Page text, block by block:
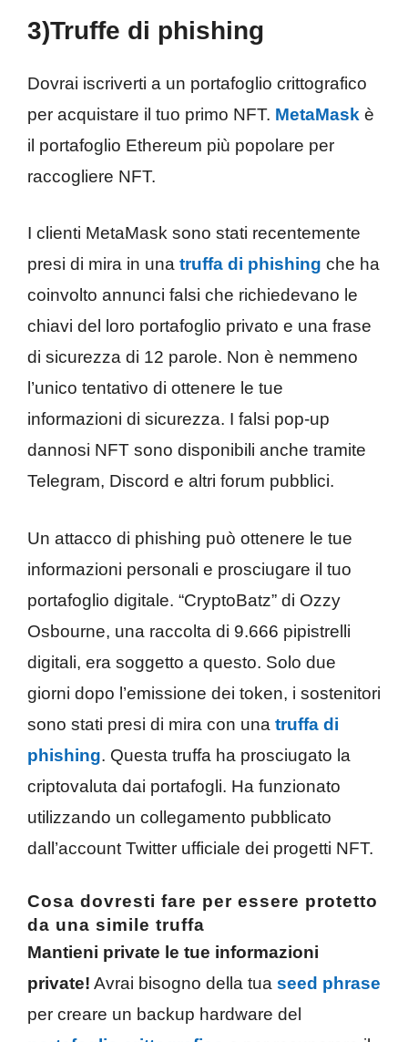
3)Truffe di phishing
Dovrai iscriverti a un portafoglio crittografico
per acquistare il tuo primo NFT. MetaMask è
il portafoglio Ethereum più popolare per
raccogliere NFT.
I clienti MetaMask sono stati recentemente
presi di mira in una truffa di phishing che ha
coinvolto annunci falsi che richiedevano le
chiavi del loro portafoglio privato e una frase
di sicurezza di 12 parole. Non è nemmeno
l’unico tentativo di ottenere le tue
informazioni di sicurezza. I falsi pop-up
dannosi NFT sono disponibili anche tramite
Telegram, Discord e altri forum pubblici.
Un attacco di phishing può ottenere le tue
informazioni personali e prosciugare il tuo
portafoglio digitale. “CryptoBatz” di Ozzy
Osbourne, una raccolta di 9.666 pipistrelli
digitali, era soggetto a questo. Solo due
giorni dopo l’emissione dei token, i sostenitori
sono stati presi di mira con una truffa di
phishing. Questa truffa ha prosciugato la
criptovaluta dai portafogli. Ha funzionato
utilizzando un collegamento pubblicato
dall’account Twitter ufficiale dei progetti NFT.
Cosa dovresti fare per essere protetto
da una simile truffa
Mantieni private le tue informazioni
private! Avrai bisogno della tua seed phrase
per creare un backup hardware del